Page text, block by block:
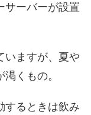
サーバーが設置
いますが、夏や
くもの。
するときは飲み